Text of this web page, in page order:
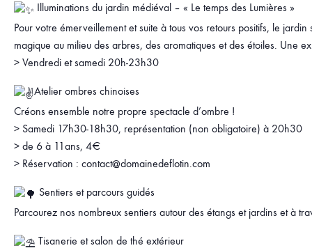
Illuminations du jardin médiéval – « Le temps des Lumières »
Pour votre émerveillement et suite à tous vos retours positifs, le
magique au milieu des arbres, des aromatiques et des étoiles. Une
> Vendredi et samedi 20h-23h30
Atelier ombres chinoises
Créons ensemble notre propre spectacle d’ombre !
> Samedi 17h30-18h30, représentation (non obligatoire) à 20h30
> de 6 à 11ans, 4€
> Réservation : contact@domainedeflotin.com
Sentiers et parcours guidés
Parcourez nos nombreux sentiers autour des étangs et jardins et à
Tisanerie et salon de thé extérieur